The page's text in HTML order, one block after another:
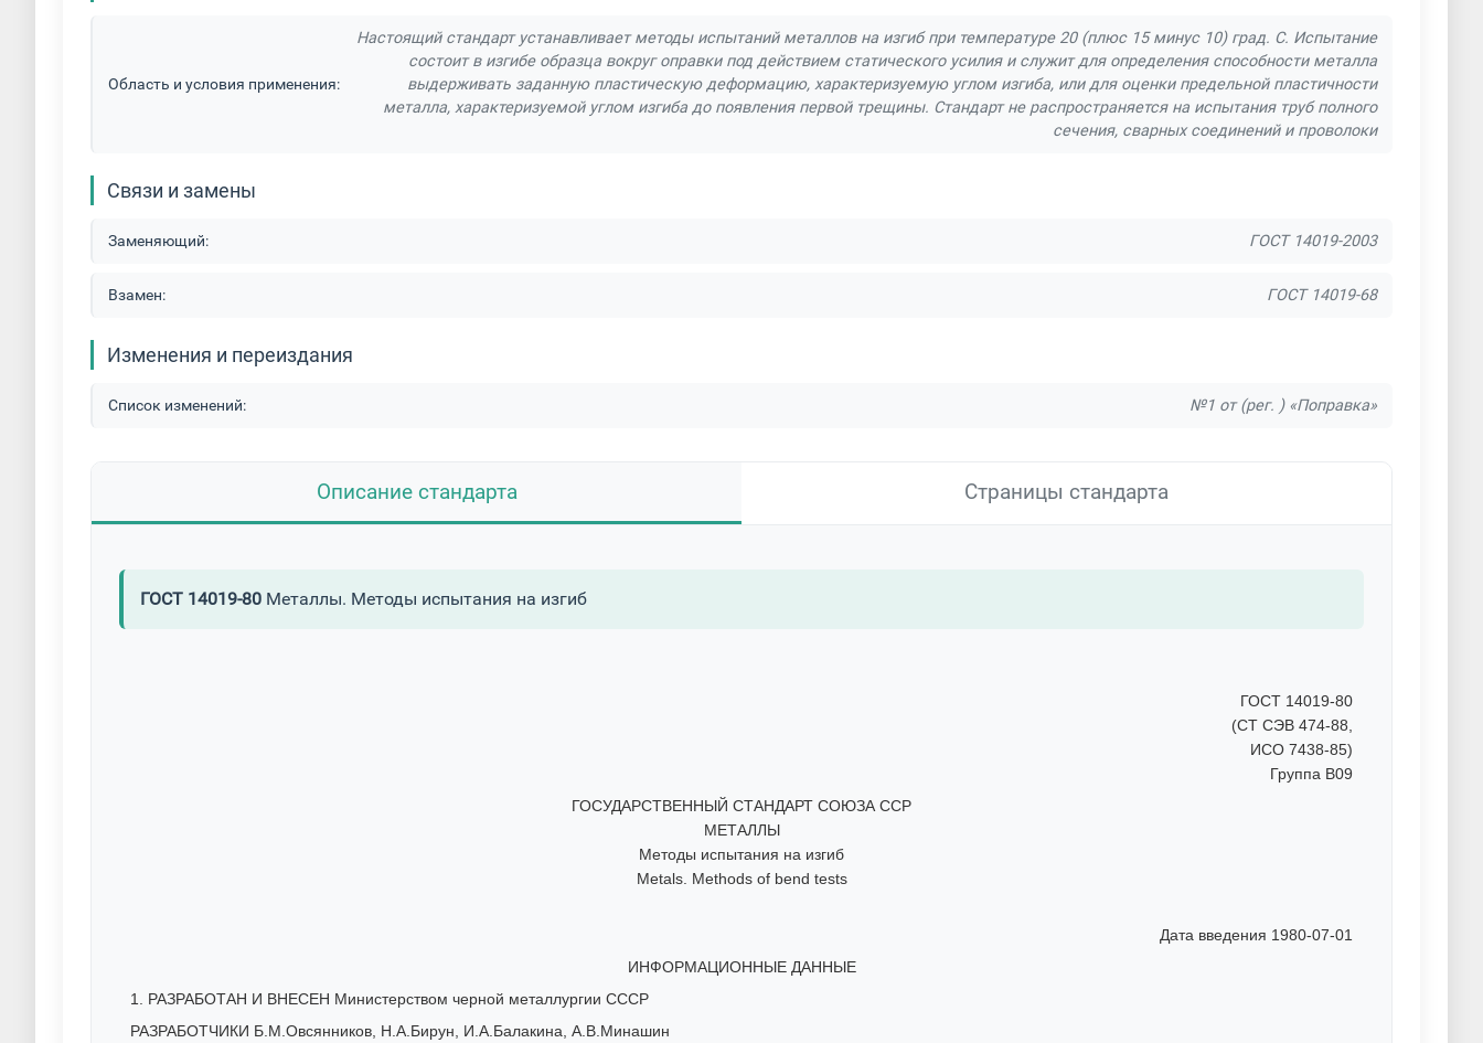
Область и условия применения:
Настоящий стандарт устанавливает методы испытаний металлов на изгиб при температуре 20 (плюс 15 минус 10) град. С. Испытание
состоит в изгибе образца вокруг оправки под действием статического усилия и служит для определения способности металла
выдерживать заданную пластическую деформацию, характеризуемую углом изгиба, или для оценки предельной пластичности
металла, характеризуемой углом изгиба до появления первой трещины. Стандарт не распространяется на испытания труб полного
сечения, сварных соединений и проволоки
Связи и замены
Заменяющий: ГОСТ 14019-2003
Взамен: ГОСТ 14019-68
Изменения и переиздания
Список изменений: №1 от (рег. ) «Поправка»
Описание стандарта Страницы стандарта
ГОСТ 14019-80 Металлы. Методы испытания на изгиб